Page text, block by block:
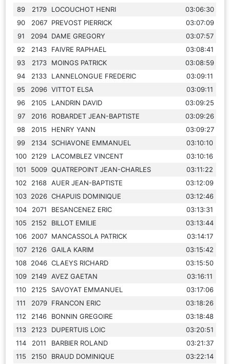
89 2179 LOCOUCHOT HENRI
03:06:30
90
2067 PREVOST PIERRICK
03:07:09
91
2094 DAME GREGORY
03:07:57
92
2143 FAIVRE RAPHAEL
03:08:41
93
2173 MOINGS PATRICK
03:08:59
94
2133 LANNELONGUE FREDERIC
03:09:11
95
2096 VITTOT ELSA
03:09:11
96
2105 LANDRIN DAVID
03:09:25
97
2016 ROBARDET JEAN-BAPTISTE
03:09:26
98
2015 HENRY YANN
03:09:27
99
2134 SCHIAVONE EMMANUEL
03:10:10
100
2129 LACOMBLEZ VINCENT
03:10:16
101
5009 QUATREPOINT JEAN-CHARLES
03:11:22
102
2168 AUER JEAN-BAPTISTE
03:12:09
103 2026 CHAPUIS DOMINIQUE
03:12:46
104
2071 BESANCENEZ ERIC
03:13:31
105
2152 BILLOT EMILIE
03:13:44
106
2007 MANCASSOLA PATRICK
03:14:17
107
2126 GAILA KARIM
03:15:42
108 2046 CLAEYS RICHARD
03:15:50
109
2149 AVEZ GAETAN
03:16:11
110
2125 SAVOYAT EMMANUEL
03:17:06
111
2079 FRANCON ERIC
03:18:26
112
2146 BONNIN GREGOIRE
03:18:48
113
2123 DUPERTUIS LOIC
03:20:51
114
2011 BARBIER ROLAND
03:21:37
115
2150 BRAUD DOMINIQUE
03:22:14